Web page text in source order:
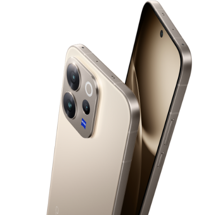
Казахстан(kk) | Елді/аймақты таңдаңыз